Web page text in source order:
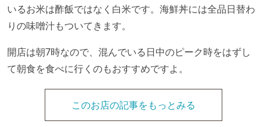
いるお米は酢飯ではなく白米です。海鮮丼には全品日替わ
りの味噌汁もついてきます。
開店は朝7時なので、混んでいる日中のピーク時をはずし
て朝食を食べに行くのもおすすめですよ。
このお店の記事をもっとみる